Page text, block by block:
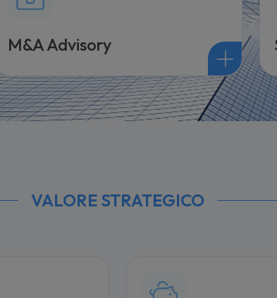
M&A Advisory
VALORE STRATEGICO